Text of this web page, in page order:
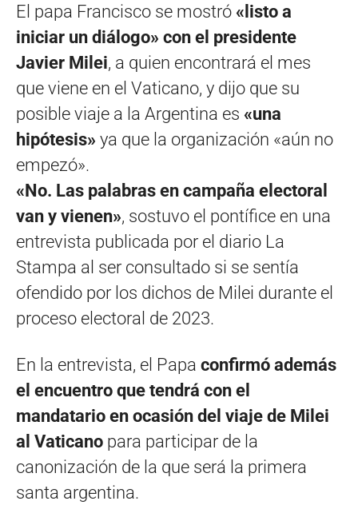
El papa Francisco se mostró «listo a
iniciar un diálogo» con el presidente
Javier Milei, a quien encontrará el mes
que viene en el Vaticano, y dijo que su
posible viaje a la Argentina es «una
hipótesis» ya que la organización «aún no
empezó».
«No. Las palabras en campaña electoral
van y vienen», sostuvo el pontífice en una
entrevista publicada por el diario La
Stampa al ser consultado si se sentía
ofendido por los dichos de Milei durante el
proceso electoral de 2023.
En la entrevista, el Papa confirmó además
el encuentro que tendrá con el
mandatario en ocasión del viaje de Milei
al Vaticano para participar de la
canonización de la que será la primera
santa argentina.